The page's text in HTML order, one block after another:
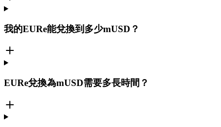
我的EURe能兌換到多少mUSD？
EURe兌換為mUSD需要多長時間？